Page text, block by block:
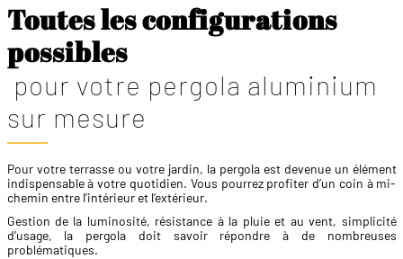
Toutes les configurations
possibles
pour votre pergola aluminium
sur mesure
Pour votre terrasse ou votre jardin, la pergola est devenue un élément
indispensable à votre quotidien. Vous pourrez profiter d’un coin à mi-
chemin entre l’intérieur et l’extérieur.
Gestion de la luminosité, résistance à la pluie et au vent, simplicité
d’usage, la pergola doit savoir répondre à de nombreuses
problématiques.